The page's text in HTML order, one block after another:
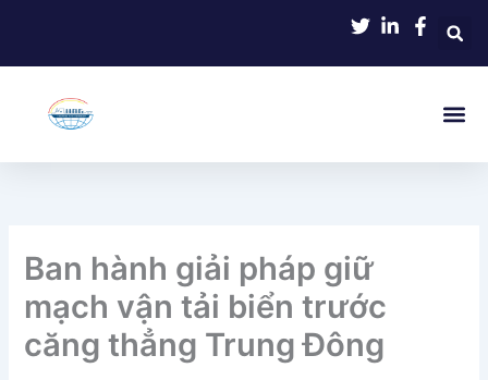
nội
Ban hành giải pháp giữ
mạch vận tải biển trước
căng thẳng Trung Đông